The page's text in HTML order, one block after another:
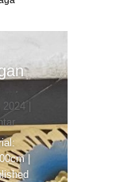
2024
|